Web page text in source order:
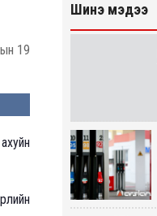
19
Шинэ мэдээ